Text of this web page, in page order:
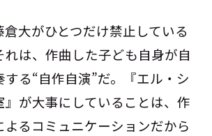
大がひとつだけ禁止している
れは、作曲した子ども自身が自
る“自作自演”だ。『エル・シ
』が大事にしていることは、作
るコミュニケーションだから